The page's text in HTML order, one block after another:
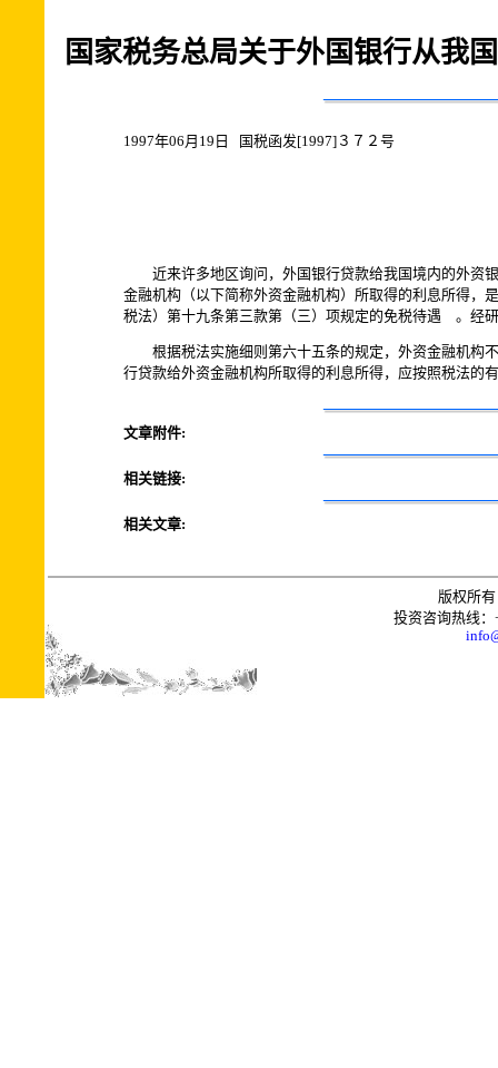
国家税务总局关于外国银行从我
1997年06月19日 国税函发[1997]３７２号
近来许多地区询问，外国银行贷款给我国境内的外资银
金融机构（以下简称外资金融机构）所取得的利息所得，
税法）第十九条第三款第（三）项规定的免税待遇 。经
根据税法实施细则第六十五条的规定，外资金融机构不
行贷款给外资金融机构所取得的利息所得，应按照税法的
文章附件:
相关链接:
相关文章:
版权所
投资咨询热线：